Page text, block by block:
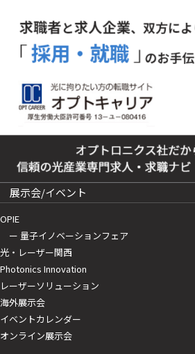
展示会/イベント
OPIE
ー 量子イノベーションフェア
光・レーザー関西
Photonics Innovation
レーザーソリューション
海外展示会
イベントカレンダー
オンライン展示会